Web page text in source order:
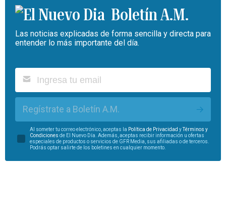
Boletín A.M.
Las noticias explicadas de forma sencilla y directa para
entender lo más importante del día.
Regístrate a Boletín A.M.
Al someter tu correo electrónico, aceptas la Política de Privacidad yTérminos y
Condiciones de El Nuevo Día. Además, aceptas recibir información u ofertas
especiales de productos o servicios de GFR Media, sus afiliadas o de terceros.
Podrás optar salirte de los boletines en cualquier momento.